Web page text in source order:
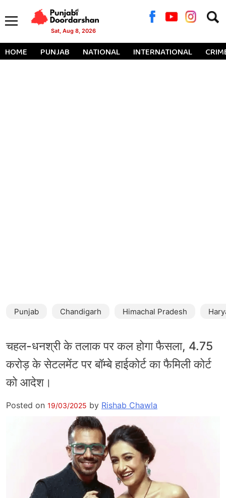
Sat, Aug 8, 2026
for:
HOME PUNJAB NATIONAL INTERNATIONAL
Punjab Chandigarh Himachal Pradesh
चहल-धनश्री के तलाक पर कल होगा फैसला, 4.75
करोड़ के सेटलमेंट पर बॉम्बे हाईकोर्ट का फैमिली कोर्ट
को आदेश।
Posted on 19/03/2025 by Rishab Chawla